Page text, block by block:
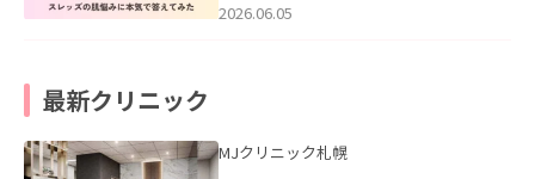
2026.06.05
最新クリニック
MJクリニック札幌